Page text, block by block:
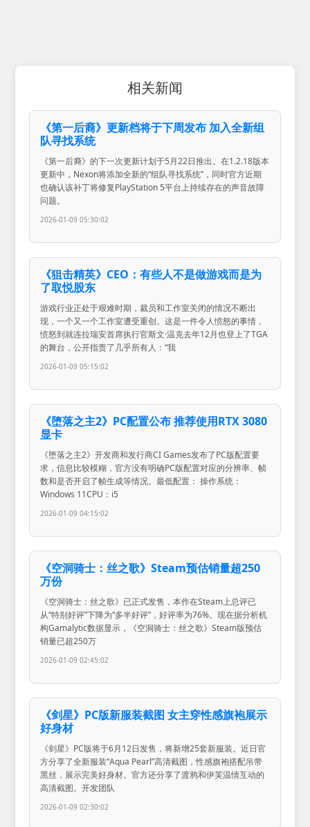
相关新闻
《第一后裔》更新档将于下周发布 加入全新组
队寻找系统
《第一后裔》的下一次更新计划于5月22日推出。在1.2.18版本
更新中，Nexon将添加全新的“组队寻找系统”，同时官方近期
也确认该补丁将修复PlayStation 5平台上持续存在的声音故障
问题。
2026-01-09 05:30:02
《狙击精英》CEO：有些人不是做游戏而是为
了取悦股东
游戏行业正处于艰难时期，裁员和工作室关闭的情况不断出
现，一个又一个工作室遭受重创。这是一件令人愤怒的事情，
愤怒到就连拉瑞安首席执行官斯文·温克去年12月也登上了TGA
的舞台，公开指责了几乎所有人：“我
2026-01-09 05:15:02
《堕落之主2》PC配置公布 推荐使用RTX 3080
显卡
《堕落之主2》开发商和发行商CI Games发布了PC版配置要
求，信息比较模糊，官方没有明确PC版配置对应的分辨率、帧
数和是否开启了帧生成等情况。最低配置： 操作系统：
Windows 11CPU：i5
2026-01-09 04:15:02
《空洞骑士：丝之歌》Steam预估销量超250
万份
《空洞骑士：丝之歌》已正式发售，本作在Steam上总评已
从“特别好评”下降为“多半好评”，好评率为76%。现在据分析机
构Gamalytic数据显示，《空洞骑士：丝之歌》Steam版预估
销量已超250万
2026-01-09 02:45:02
《剑星》PC版新服装截图 女主穿性感旗袍展示
好身材
《剑星》PC版将于6月12日发售，将新增25套新服装。近日官
方分享了全新服装“Aqua Pearl”高清截图，性感旗袍搭配吊带
黑丝，展示完美好身材。官方还分享了渡鸦和伊芙温情互动的
高清截图。开发团队
2026-01-09 02:30:02